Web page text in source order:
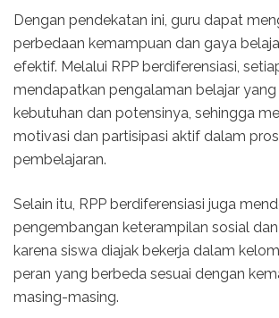
Dengan pendekatan ini, guru dapat
perbedaan kemampuan dan gaya
efektif. Melalui RPP berdiferensiasi,
mendapatkan pengalaman belajar yang
kebutuhan dan potensinya, sehingga
motivasi dan partisipasi aktif dalam
pembelajaran.
Selain itu, RPP berdiferensiasi juga
pengembangan keterampilan sosial
karena siswa diajak bekerja dalam
peran yang berbeda sesuai dengan
masing-masing.